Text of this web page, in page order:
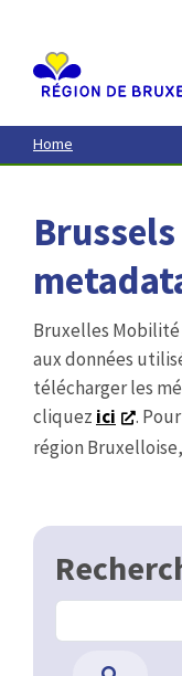
contenu
principal
Home
Bruxelles Mobilité
aux données
télécharger les
cliquez ici
.
région